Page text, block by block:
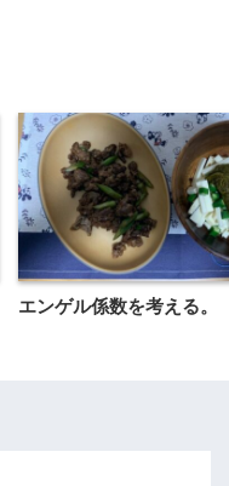
エンゲル係数を考える。